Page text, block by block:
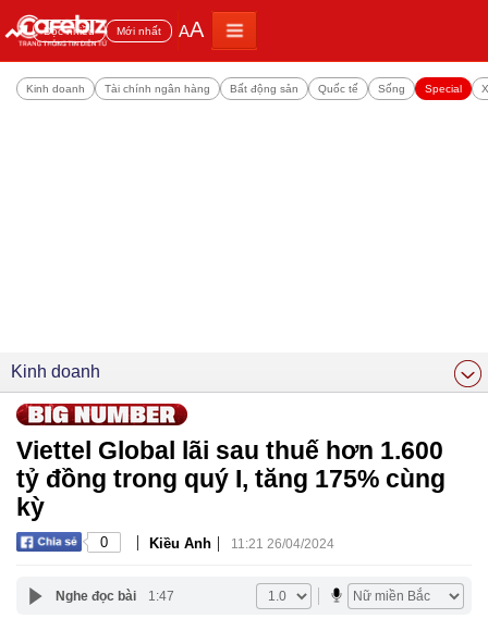
Đọc nhiều Mới nhất AA
Kinh doanh Tài chính ngân hàng Bất động sản Quốc tế Sống Special
Kinh doanh
Viettel Global lãi sau thuế hơn 1.600
tỷ đồng trong quý I, tăng 175% cùng
kỳ
0 | Kiều Anh | 11:21 26/04/2024
Nghe đọc bài 1:47